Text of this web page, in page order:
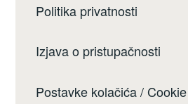
Politika privatnosti
Izjava o pristupačnosti
Postavke kolačića /